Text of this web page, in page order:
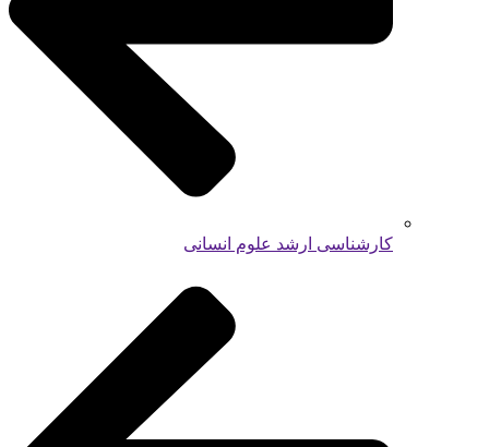
کارشناسی ارشد علوم انسانی